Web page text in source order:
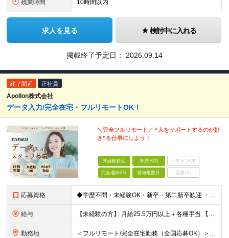
残業時間 10時間以内
求人を見る 検討中に入れる
掲載終了予定日： 2026.09.14
終了間近 正社員
Apollon株式会社
データ入力/完全在宅・フルリモートOK！
＼完全フルリモート／ “人をサポートするのが好
き”を仕事にしよう！
未経験歓迎 学歴不問 ベテランOK
完全週休2日 賞与複数月 面接1回
応募資格 ◆学歴不問・未経験OK・新卒・第二新卒歓迎 ・フルリモートで自律的に働きたい方 ・PCの基本操作（タイピング・コピー＆ペースト）ができればOK！
給与 【未経験の方】 月給25.5万円以上＋各種手当 【事務経験3年以上の方】 月給28万円以上＋各種手当 ※経験・スキル・年齢を考慮の上、決定します ※試用期間：3ヶ月(雇用形態は正社員、給与・待遇に
勤務地 ＜フルリモート/完全在宅勤務（全国応募OK）＞ ★自宅/カフェなど、あなたが働きやすい場所で働けます ★転居を伴う転勤はありません ★全国47都道府県どこからでも応募OK ■本社 東京都新宿区山吹町